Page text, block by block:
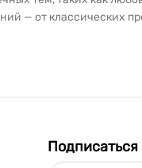
— от классических
издания,